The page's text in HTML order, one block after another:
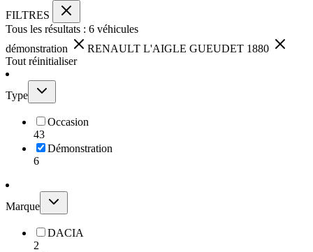
FILTRES
Tous les résultats : 6 véhicules
démonstration
RENAULT L'AIGLE GUEUDET 1880
Tout réinitialiser
Type
Occasion
43
Démonstration
6
Marque
DACIA
2